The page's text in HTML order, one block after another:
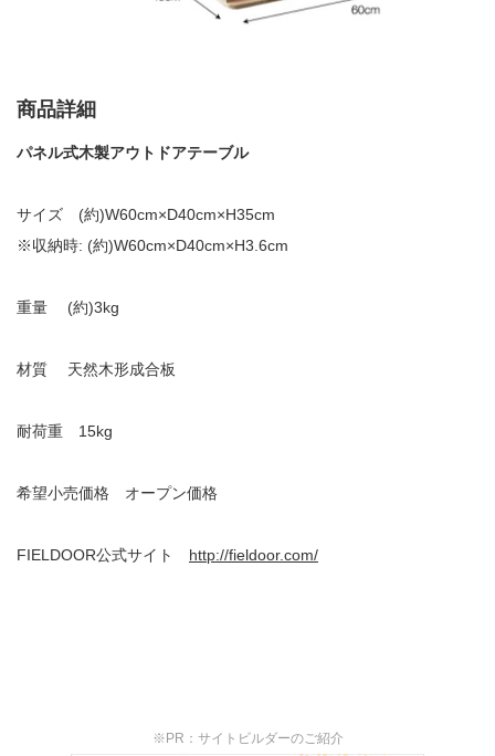
商品詳細
パネル式木製アウトドアテーブル
サイズ (約)W60cm×D40cm×H35cm
※収納時: (約)W60cm×D40cm×H3.6cm
重量 (約)3kg
材質 天然木形成合板
耐荷重 15kg
希望小売価格 オープン価格
FIELDOOR公式サイト http://fieldoor.com/
※PR：サイトビルダーのご紹介